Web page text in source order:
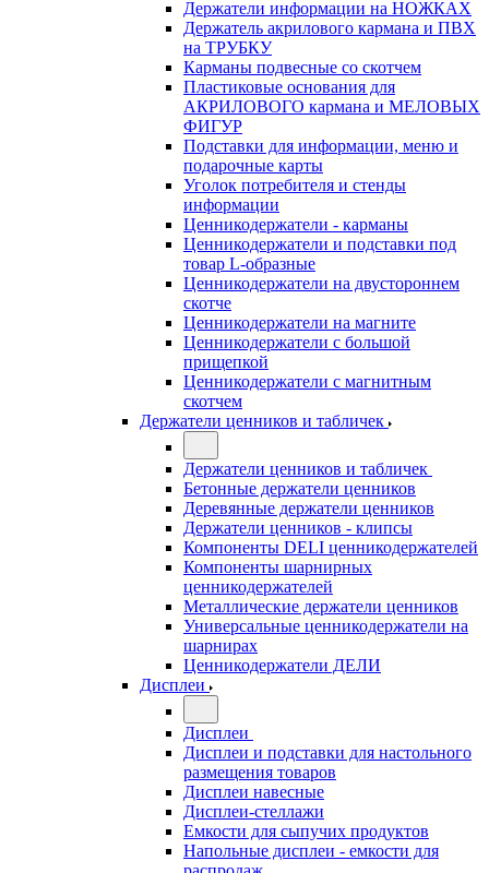
Держатели информации на НОЖКАХ
Держатель акрилового кармана и ПВХ
на ТРУБКУ
Карманы подвесные со скотчем
Пластиковые основания для
АКРИЛОВОГО кармана и МЕЛОВЫХ
ФИГУР
Подставки для информации, меню и
подарочные карты
Уголок потребителя и стенды
информации
Ценникодержатели - карманы
Ценникодержатели и подставки под
товар L-образные
Ценникодержатели на двустороннем
скотче
Ценникодержатели на магните
Ценникодержатели с большой
прищепкой
Ценникодержатели с магнитным
скотчем
Держатели ценников и табличек
Держатели ценников и табличек
Бетонные держатели ценников
Деревянные держатели ценников
Держатели ценников - клипсы
Компоненты DELI ценникодержателей
Компоненты шарнирных
ценникодержателей
Металлические держатели ценников
Универсальные ценникодержатели на
шарнирах
Ценникодержатели ДЕЛИ
Дисплеи
Дисплеи
Дисплеи и подставки для настольного
размещения товаров
Дисплеи навесные
Дисплеи-стеллажи
Емкости для сыпучих продуктов
Напольные дисплеи - емкости для